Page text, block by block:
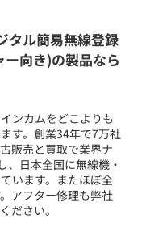
タル簡易無線登録
向き)の製品なら
ンカムをどこよりも
す。創業34年で7万社
販売と買取で業界ナ
、日本全国に無線機・
います。またほぼ全
アフター修理も弊社
ださい。